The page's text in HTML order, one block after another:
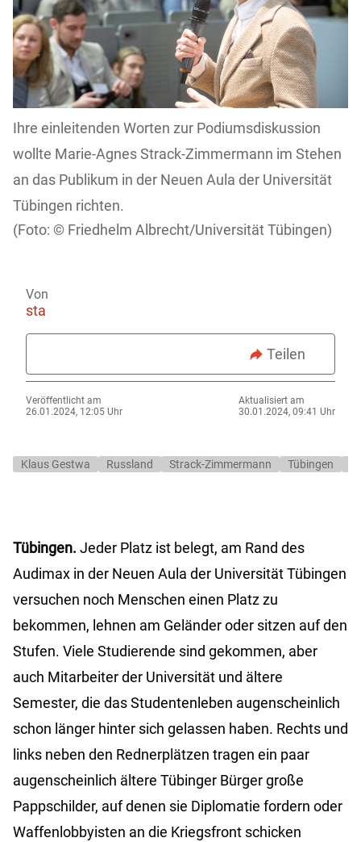
Ihre einleitenden Worten zur Podiumsdiskussion
wollte Marie-Agnes Strack-Zimmermann im Stehen
an das Publikum in der Neuen Aula der Universität
Tübingen richten.
Friedhelm Albrecht/Universität Tübingen)
Von
sta
Teilen
Veröffentlicht am
26.01.2024, 12:05 Uhr
Aktualisiert am
30.01.2024, 09:41 Uhr
Klaus Gestwa Russland Strack-Zimmermann Tübingen
Tübingen. Jeder Platz ist belegt, am Rand des
Audimax in der Neuen Aula der Universität Tübingen
versuchen noch Menschen einen Platz zu
bekommen, lehnen am Geländer oder sitzen auf den
Stufen. Viele Studierende sind gekommen, aber
auch Mitarbeiter der Universität und ältere
Semester, die das Studentenleben augenscheinlich
schon länger hinter sich gelassen haben. Rechts und
links neben den Rednerplätzen tragen ein paar
augenscheinlich ältere Tübinger Bürger große
Pappschilder, auf denen sie Diplomatie fordern oder
Waffenlobbyisten an die Kriegsfront schicken